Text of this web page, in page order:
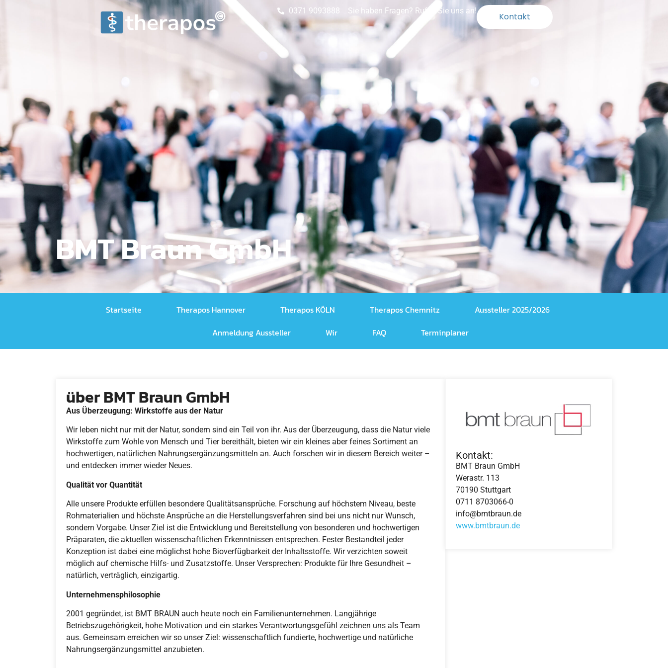
0371 9093888 Sie haben Fragen? Rufen Sie uns an!
Kontakt
BMT Braun GmbH
Startseite Therapos Hannover Therapos KÖLN Therapos Chemnitz
Aussteller 2025/2026
Anmeldung Aussteller
Wir FAQ Terminplaner
über BMT Braun GmbH
Aus Überzeugung: Wirkstoffe aus der Natur
Wir leben nicht nur mit der Natur, sondern sind ein Teil von ihr. Aus der Überzeugung, dass die Natur viele
Wirkstoffe zum Wohle von Mensch und Tier bereithält, bieten wir ein kleines aber feines Sortiment an
hochwertigen, natürlichen Nahrungsergänzungsmitteln an. Auch forschen wir in diesem Bereich weiter –
und entdecken immer wieder Neues.
Qualität vor Quantität
Alle unsere Produkte erfüllen besondere Qualitätsansprüche. Forschung auf höchstem Niveau, beste
Rohmaterialien und höchste Ansprüche an die Herstellungsverfahren sind bei uns nicht nur Wunsch,
sondern Vorgabe. Unser Ziel ist die Entwicklung und Bereitstellung von besonderen und hochwertigen
Präparaten, die aktuellen wissenschaftlichen Erkenntnissen entsprechen. Fester Bestandteil jeder
Konzeption ist dabei eine möglichst hohe Bioverfügbarkeit der Inhaltsstoffe. Wir verzichten soweit
möglich auf chemische Hilfs- und Zusatzstoffe. Unser Versprechen: Produkte für Ihre Gesundheit –
natürlich, verträglich, einzigartig.
Unternehmensphilosophie
2001 gegründet, ist BMT BRAUN auch heute noch ein Familienunternehmen. Langjährige
Betriebszugehörigkeit, hohe Motivation und ein starkes Verantwortungsgefühl zeichnen uns als Team
aus. Gemeinsam erreichen wir so unser Ziel: wissenschaftlich fundierte, hochwertige und natürliche
Nahrungsergänzungsmittel anzubieten.
Kontakt:
BMT Braun GmbH
Werastr. 113
70190 Stuttgart
0711 8703066-0
info@bmtbraun.de
www.bmtbraun.de